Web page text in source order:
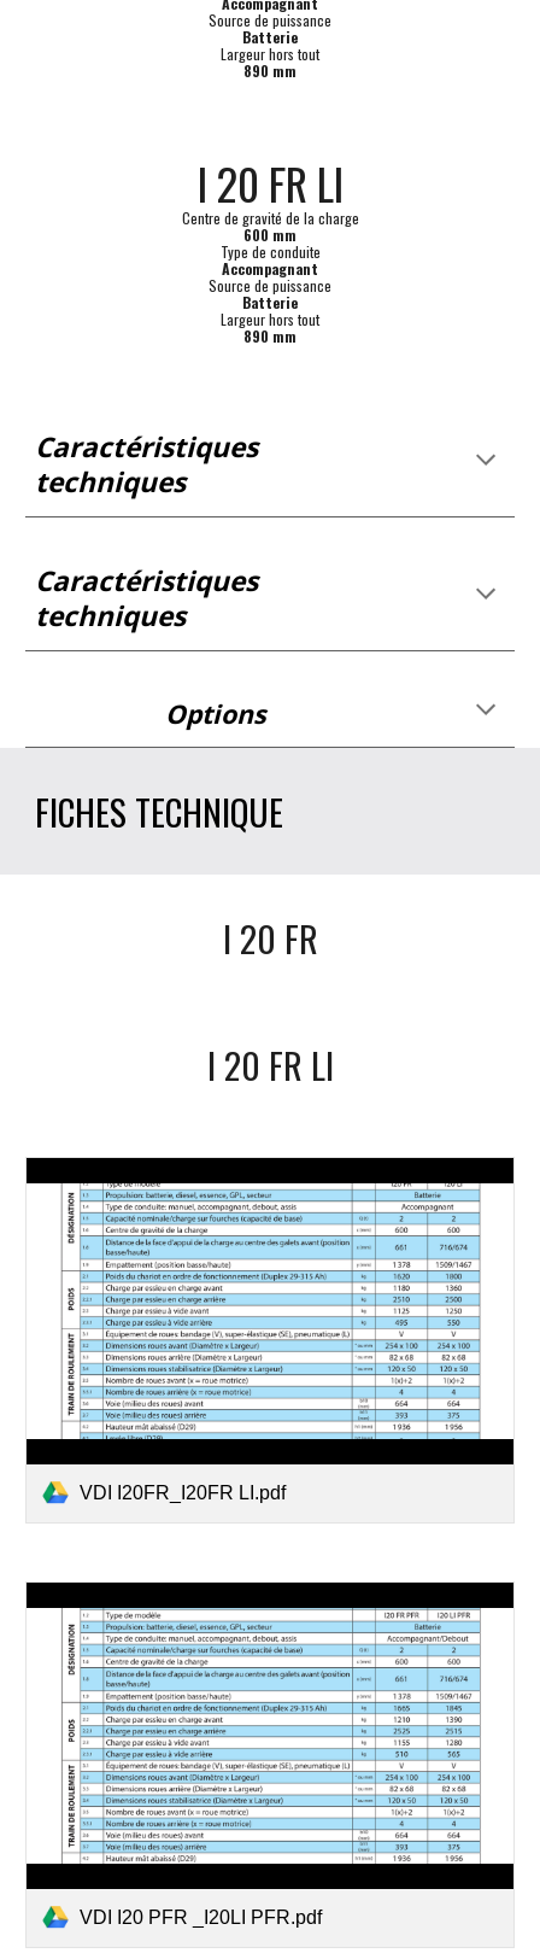
Source de puissance
Batterie
Largeur hors tout
890 mm
I 20 FR LI
Centre de gravité de la charge
600 mm
Type de conduite
Accompagnant
Source de puissance
Batterie
Largeur hors tout
890 mm
Caractéristiques
techniques
Caractéristiques
techniques
Options
FICHES TECHNIQUE
I 20 FR
I 20 FR LI
VDI I20FR_I20FR LI.pdf
VDI I20 PFR _I20LI PFR.pdf